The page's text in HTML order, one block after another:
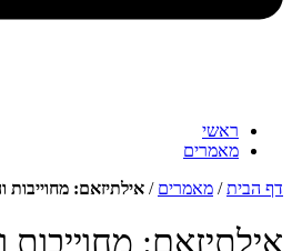
ראשי
מאמרים
דף הבית/ מאמרים / אילתיזאם:
אילתיזאם: